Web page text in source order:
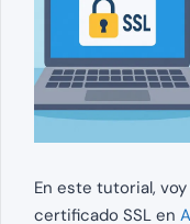
En este tutorial,
certificado SSL en